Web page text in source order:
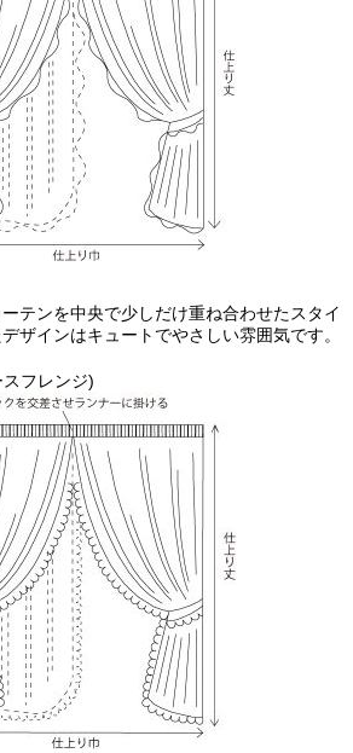
テンを中央で少しだけ重ね合わせたスタイ
ザインはキュートでやさしい雰囲気です。
フレンジ)